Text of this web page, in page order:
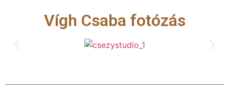
Vígh Csaba fotózás